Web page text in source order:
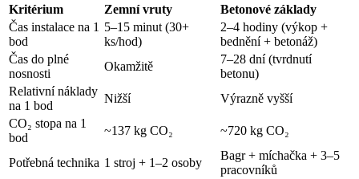
Kritérium Zemní vruty
Betonové základy
Čas instalace na 1
bod
5–15 minut (30+
ks/hod)
2–4 hodiny (výkop +
bednění + betonáž)
Čas do plné
nosnosti
Okamžitě
7–28 dní (tvrdnutí
betonu)
Relativní náklady
na 1 bod
Nižší
Výrazně vyšší
CO₂ stopa na 1
bod
~137 kg CO₂ ~720 kg CO₂
Potřebná technika 1 stroj + 1–2 osoby
Bagr + míchačka + 3–5
pracovníků